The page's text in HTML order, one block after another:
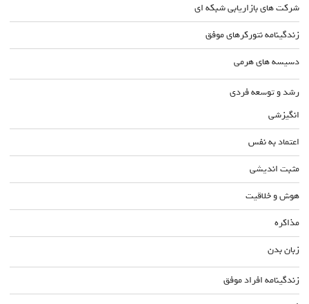
شرکت های بازاریابی شبکه ای
زندگینامه نتورکرهای موفق
دسیسه های هرمی
رشد و توسعه فردی
انگیزشی
اعتماد به نفس
مثبت اندیشی
هوش و خلاقیت
مذاکره
زبان بدن
زندگینامه افراد موفق